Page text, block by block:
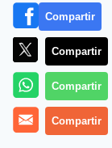
Más información
Compartir
Compartir
Compartir
Compartir